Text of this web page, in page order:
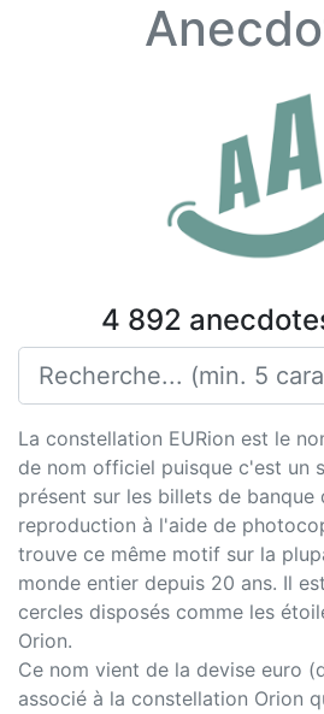
4 892
La constellation EURion est le
de nom officiel puisque c'est un
présent sur les billets de
reproduction à l'aide de
trouve ce même motif sur la
monde entier depuis 20 ans. Il
cercles disposés comme les
Orion.
Ce nom vient de la devise euro
associé à la constellation Orion